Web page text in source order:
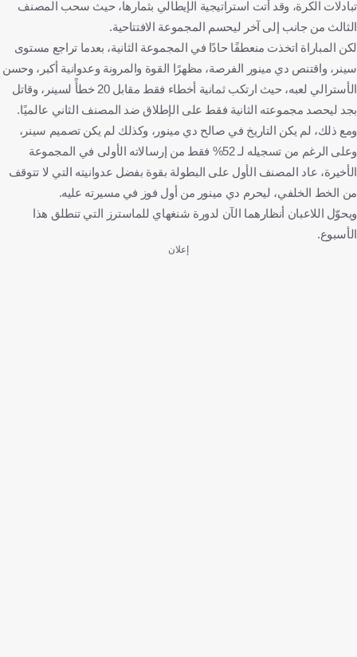
تبادلات الكرة، وقد أتت استراتيجية الإيطالي بثمارها، حيث سحب المصنف
الثالث من جانب إلى آخر ليحسم المجموعة الافتتاحية.
لكن المباراة اتخذت منعطفًا حادًا في المجموعة الثانية، بعدما تراجع مستوى
سينر، واقتنص دي مينور الفرصة، مظهرًا القوة والمرونة وعدوانية أكبر، وحسن
الأسترالي لعبه، حيث ارتكب ثمانية أخطاء فقط مقابل 20 خطأً لسينر، وقاتل
بجد ليحصد مجموعته الثانية فقط على الإطلاق ضد المصنف الثاني عالميًا.
ومع ذلك، لم يكن التاريخ في صالح دي مينور، وكذلك لم يكن تصميم سينر،
وعلى الرغم من تسجيله لـ 52% فقط من إرسالاته الأولى في المجموعة
الأخيرة، عاد المصنف الأول على البطولة بقوة بفضل عدوانيته التي لا تتوقف
من الخط الخلفي، ليحرم دي مينور من أول فوز في مسيرته عليه.
ويحوّل اللاعبان أنظارهما الآن لدورة شنغهاي للماسترز التي تنطلق هذا
الأسبوع.
إعلان